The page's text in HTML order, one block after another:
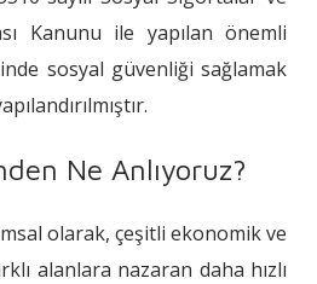
Kanunu ile yapılan önemli
sosyal güvenliği sağlamak
Ne Anlıyoruz?
olarak, çeşitli ekonomik ve
alanlara nazaran daha hızlı